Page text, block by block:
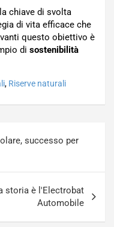
chiave di svolta
di vita efficace che
questo obiettivo è
di sostenibilità
, Riserve naturali
successo per
storia è l'Electrobat
Automobile